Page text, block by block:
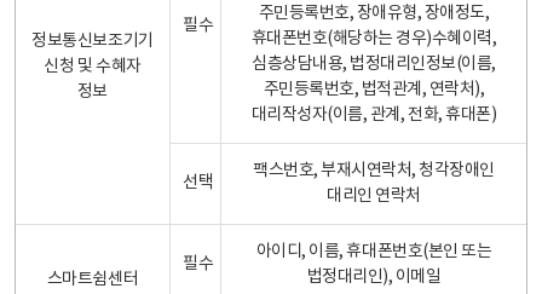
정보통신보조기기
신청 및 수혜자
정보
필수
주민등록번호, 장애유형, 장애정도,
휴대폰번호(해당하는 경우)수혜이력,
심층상담내용, 법정대리인정보(이름,
주민등록번호, 법적관계, 연락처),
대리작성자(이름, 관계, 전화, 휴대폰)
선택
팩스번호, 부재시연락처, 청각장애인
대리인 연락처
스마트쉼센터
필수
아이디, 이름, 휴대폰번호(본인 또는
법정대리인), 이메일